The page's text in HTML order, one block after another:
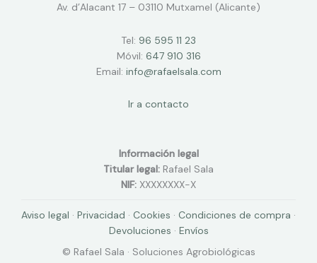
Av. d’Alacant 17 – 03110 Mutxamel (Alicante)
Tel: 96 595 11 23
Móvil: 647 910 316
Email: info@rafaelsala.com
Ir a contacto
Información legal
Titular legal: Rafael Sala
NIF: XXXXXXXX-X
Aviso legal · Privacidad · Cookies · Condiciones de compra ·
Devoluciones · Envíos
© Rafael Sala · Soluciones Agrobiológicas